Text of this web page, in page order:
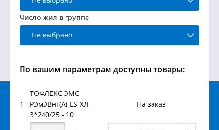
Число жил в группе
Не выбрано
По вашим параметрам доступны товары:
1
ТОФЛЕКС ЭМС
РЭмЭВнг(А)-LS-ХЛ
3*240/25 - 10
На заказ